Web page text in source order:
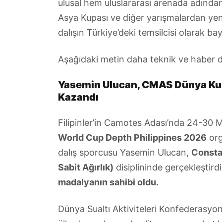
ulusal hem uluslararası arenada
Asya Kupası ve diğer yarışmalardan
dalışın Türkiye’deki temsilcisi olarak
Aşağıdaki metin daha teknik ve haber
Yasemin Ulucan, CMAS Dünya
Kazandı
Filipinler’in Camotes Adası’nda 24-
World Cup Depth Philippines 2026
dalış sporcusu Yasemin Ulucan,
Sabit Ağırlık) disiplininde
madalyanın sahibi oldu.
Dünya Sualtı Aktiviteleri